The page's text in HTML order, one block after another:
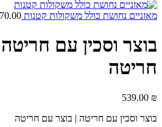
מאזניים נחושת כולל משקולות קטנות
בוצר וסכין עם
חריטה
539.00 ₪
בוצר וסכין עם חריטה | בוצר עם חריטה